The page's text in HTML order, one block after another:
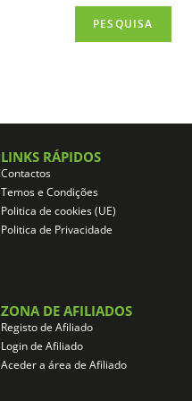
PESQUISA
LINKS RÁPIDOS
Contactos
Temos e Condições
Politica de cookies (UE)
Politica de Privacidade
ZONA DE AFILIADOS
Registo de Afiliado
Login de Afiliado
Aceder a área de Afiliado